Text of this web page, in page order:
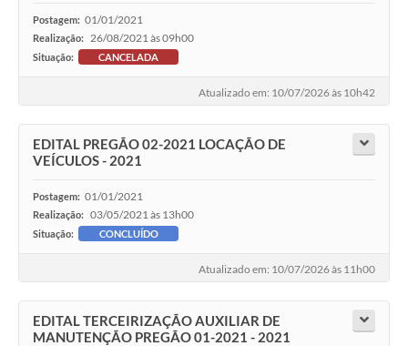
Postagem: 01/01/2021
Realização: 26/08/2021 às 09h00
Situação: CANCELADA
Atualizado em: 10/07/2026 às 10h42
EDITAL PREGÃO 02-2021 LOCAÇÃO DE
VEÍCULOS - 2021
Postagem: 01/01/2021
Realização: 03/05/2021 às 13h00
Situação: CONCLUÍDO
Atualizado em: 10/07/2026 às 11h00
EDITAL TERCEIRIZAÇÃO AUXILIAR DE
MANUTENÇÃO PREGÃO 01-2021 - 2021